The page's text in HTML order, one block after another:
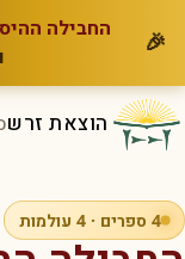
🎉 החבילה
הוצאת זרש
4 ספרים · 4 עולמות